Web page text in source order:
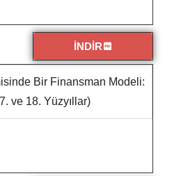
İNDİR
Bir Finansman Modeli:
ve 18. Yüzyıllar)